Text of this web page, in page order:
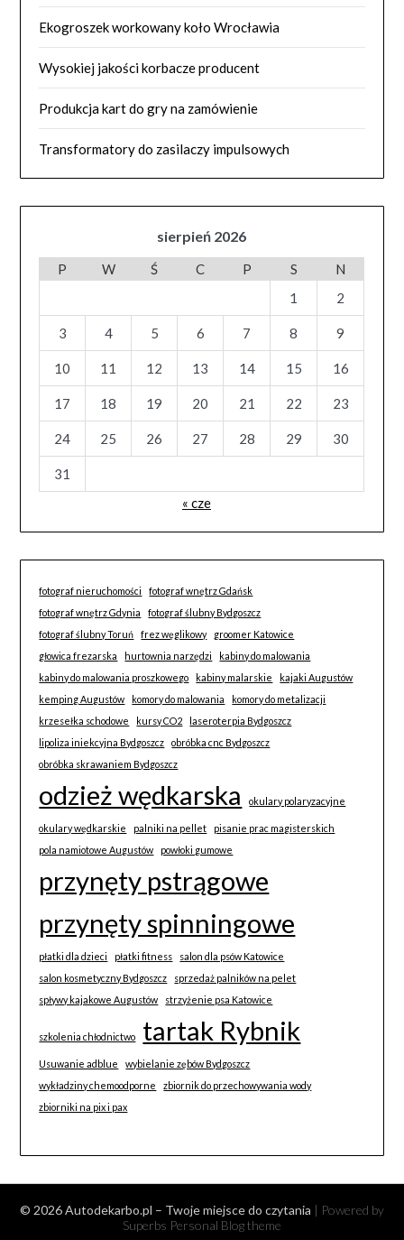
Ekogroszek workowany koło Wrocławia
Wysokiej jakości korbacze producent
Produkcja kart do gry na zamówienie
Transformatory do zasilaczy impulsowych
sierpień 2026
P W Ś C P S
N
1
2
3 4 5 6 7 8 9
10 11 12 13 14 15 16
17 18 19 20 21 22 23
24 25 26 27 28 29 30
31
« cze
fotograf nieruchomości
fotograf wnętrz Gdańsk
fotograf wnętrz Gdynia
fotograf ślubny Bydgoszcz
fotograf ślubny Toruń
frez węglikowy
groomer Katowice
głowica frezarska
hurtownia narzędzi
kabiny do malowania
kabiny do malowania proszkowego
kabiny malarskie
kajaki Augustów
kemping Augustów
komory do malowania
komory do metalizacji
krzesełka schodowe
kursy CO2
laseroterpia Bydgoszcz
lipoliza iniekcyjna Bydgoszcz
obróbka cnc Bydgoszcz
obróbka skrawaniem Bydgoszcz
odzież wędkarska okulary polaryzacyjne
okulary wędkarskie palniki na pellet
pisanie prac magisterskich
pola namiotowe Augustów
powłoki gumowe
przynęty pstrągowe
przynęty spinningowe
płatki dla dzieci płatki fitness
salon dla psów Katowice
salon kosmetyczny Bydgoszcz
sprzedaż palników na pelet
spływy kajakowe Augustów
strzyżenie psa Katowice
szkolenia chłodnictwo tartak Rybnik
Usuwanie adblue
wybielanie zębów Bydgoszcz
wykładziny chemoodporne
zbiornik do przechowywania wody
zbiorniki na pix i pax
© 2026 Autodekarbo.pl – Twoje miejsce do czytania | Powered by
Superbs Personal Blog theme